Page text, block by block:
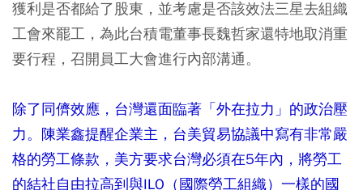
獲利是否都給了股東，並考慮是否該效法三星去組織
工會來罷工，為此台積電董事長魏哲家還特地取消重
要行程，召開員工大會進行內部溝通。
除了同儕效應，台灣還面臨著「外在拉力」的政治壓
力。陳業鑫提醒企業主，台美貿易協議中寫有非常嚴
格的勞工條款，美方要求台灣必須在5年內，將勞工
的結社自由拉高到與ILO（國際勞工組織）一樣的國